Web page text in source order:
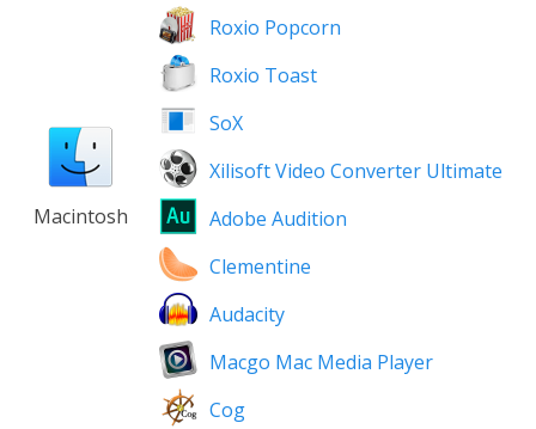
Macintosh
Roxio Popcorn
Roxio Toast
SoX
Xilisoft Video Converter Ultimate
Adobe Audition
Clementine
Audacity
Macgo Mac Media Player
Cog